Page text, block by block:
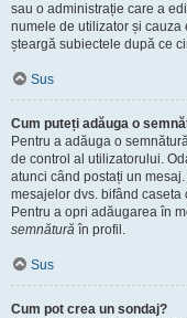
sau o administrație care a
numele de utilizator și
șteargă subiectele după ce
Sus
Cum puteți adăuga o
Pentru a adăuga o
de control al utilizatorului.
atunci când postați un
mesajelor dvs. bifând
Pentru a opri adăugarea în
semnătură în profil.
Sus
Cum pot crea un sondaj?